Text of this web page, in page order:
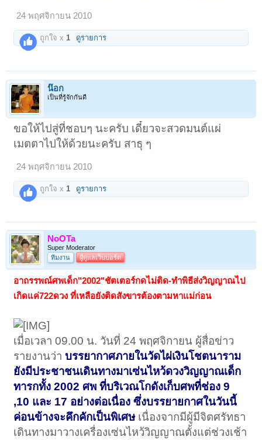
24 พฤศจิกายน 2010
ถูกใจ x1 ดูรายการ
น๊อก
เป็นที่รู้จักกันดี
ขอให้ไปสู่ที่ชอบๆ นะครับ เดี๋ยวจะสวดมนต์แผ่
เมตตาไปให้ด้วยนะครับ สาธุ ๆ
24 พฤศจิกายน 2010
ถูกใจ x 1 ดูรายการ
NoOTa
Super Moderator
ทีมงาน
ผู้ดูแลเว็บบอร์ด
อาถรรพณ์ศพเด็ก"2002"ชัตเตอร์กดไม่ติด-ทำพิธีส่งวิญญาณไป
เกิดแค่722ดวง ที่เหลือยังติดสังขารต้องตามหาแม่ก่อน
เมื่อเวลา 09.00 น. วันที่ 24 พฤศจิกายน ผู้สื่อข่าว
รายงานว่าบรรยากาศภายในวัดไผ่เงินโชตนาราม
ยังมีประชาชนเดินทางมาเซ่นไหว้ดวงวิญญาณเด็ก
ทารกทั้ง 2002 ศพ ที่บริเวณโกดังเก็บศพที่ช่อง 9
,10 และ 17 อย่างต่อเนื่อง ซึ่งบรรยายกาศในวันนี้
ค่อนข้างจะคึกคักเป็นพิเศษ เนื่องจากมีผู้มีจิตศรัทธา
เดินทางมาวางเครื่องเซ่นไหว้วิญญาณตั้งแต่ช่วงเช้า